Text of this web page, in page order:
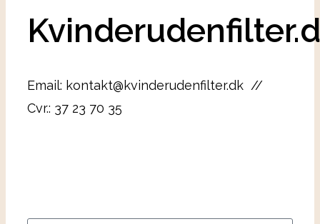
Email: kontakt@kvinderudenfilter.dk //
Cvr.: 37 23 70 35